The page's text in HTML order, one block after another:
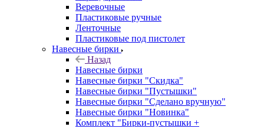
Веревочные
Пластиковые ручные
Ленточные
Пластиковые под пистолет
Навесные бирки
Назад
Навесные бирки
Навесные бирки "Скидка"
Навесные бирки "Пустышки"
Навесные бирки "Сделано вручную"
Навесные бирки "Новинка"
Комплект "Бирки-пустышки +